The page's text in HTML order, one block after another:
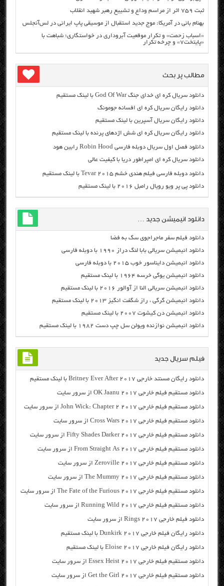
ثبت ۷۵۹ اثر از مراسم وداع و تشییع رهبر شهید انقلاب
بهنام بانی در آمریکا: موج جدید استقبال از موسیقی پاپ ایرانی در لس‌آنجلس
«اسباب زحمت» و تکرار موقعیت آبروداری در خواستگاری؛ شباهت با
«پایتخت۷» و چرخه تکرار
مطالب پر بحث
دانلود سریال کره ای خدای جنگ God Of War با لینک مستقیم
دانلود رایگان سریال کره ای افسانه جومونگ
دانلود رایگان سریال آسپرین با لینک مستقیم
دانلود رایگان سریال کره ای شش اژدهای پرنده با لینک مستقیم
دانلود فصل اول سریال دوبله فارسی Robin Hood رابین هود
دانلود سریال کره ای امپراطور دریا با کیفیت عالی
دانلود دوبله فارسی فیلم هندی خشم Tevar ۲۰۱۵ با لینک مستقیم
دانلود پی پر ویو رویال رامبل ۲۰۱۶ با لینک مستقیم
دانلود انیمیشن جدید …
دانلود فیلم سفر ماجراجوی سگ به فضا
دانلود انیمیشن سریالی بابا لنگ دراز ۱۹۹۰ با دوبله فارسی
دانلود انیمیشن دایناسور خوب ۲۰۱۵ با دوبله فارسی
دانلود انیمیشن یوگی خرسه ۱۹۶۴ با لینک مستقیم
دانلود انیمیشن سریالی النا از آوالور ۲۰۱۶ با لینک مستقیم
دانلود انیمیشن گرگی ، راز شگفت انگیز ۲۰۱۳ با لینک مستقیم
دانلود انیمیشن دن کیشوت ۲۰۰۷ با لینک مستقیم
دانلود انیمیشن نوازنده ویولن سل چپ دست ۱۹۸۲ با لینک مستقیم
فیلم سریال جدید
دانلود رایگان مسنتد خارجی Britney Ever After 2017 با لینک مستقیم
دانلود مستقیم فیلم خارجی OK Jaanu 2017 از سرور سایت
دانلود مستقیم فیلم خارجی John Wick: Chapter 2 2017 از سرور سایت
دانلود مستقیم فیلم خارجی Cross Wars 2017 از سرور سایت
دانلود مستقیم فیلم خارجی Fifty Shades Darker 2017 از سرور سایت
دانلود مستقیم فیلم خارجی From Straight As 2017 از سرور سایت
دانلود مستقیم فیلم خارجی Zeroville 2017 از سرور سایت
دانلود مستقیم فیلم خارجی The Mummy 2017 از سرور سایت
دانلود مستقیم فیلم خارجی The Fate of the Furious 2017 از سرور سایت
دانلود مستقیم فیلم خارجی Running Wild 2017 از سرور سایت
دانلود فیلم خارجی Rings 2017 از سرور سایت
دانلود رایگان فیلم خارجی Dunkirk 2017 با لینک مستقیم
دانلود رایگان فیلم خارجی Eloise 2017 با لینک مستقیم
دانلود مستقیم فیلم خارجی Essex Heist 2017 از سرور سایت
دانلود مستقیم فیلم خارجی Get the Girl 2017 از سرور سایت